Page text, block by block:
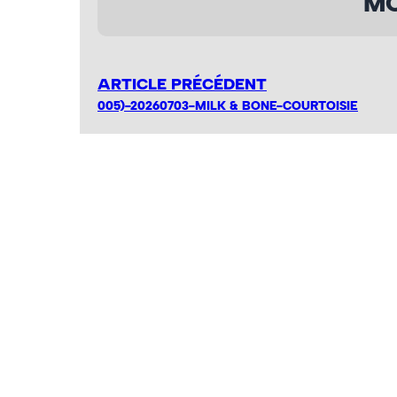
ARTICLE PRÉCÉDENT
005)-20260703-MILK & BONE-COURTOISIE